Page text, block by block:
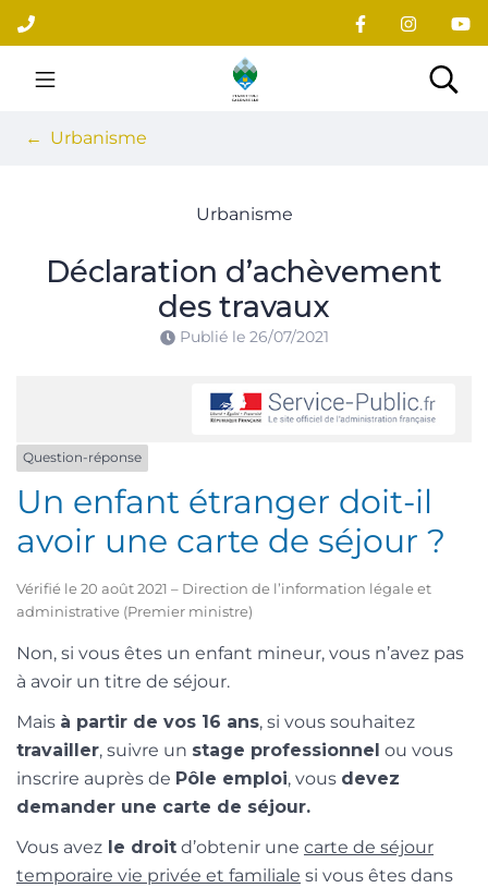
Aller
au
contenu
Site officiel du village
Urbanisme
Urbanisme
Déclaration d’achèvement
des travaux
Publié le 26/07/2021
Question-réponse
Un enfant étranger doit-il
avoir une carte de séjour ?
Vérifié le 20 août 2021 – Direction de l’information légale et
administrative (Premier ministre)
Non, si vous êtes un enfant mineur, vous n’avez pas
à avoir un titre de séjour.
Mais à partir de vos 16 ans, si vous souhaitez
travailler, suivre un stage professionnel ou vous
inscrire auprès de Pôle emploi, vous devez
demander une carte de séjour.
Vous avez le droit d’obtenir une carte de séjour
temporaire vie privée et familiale si vous êtes dans